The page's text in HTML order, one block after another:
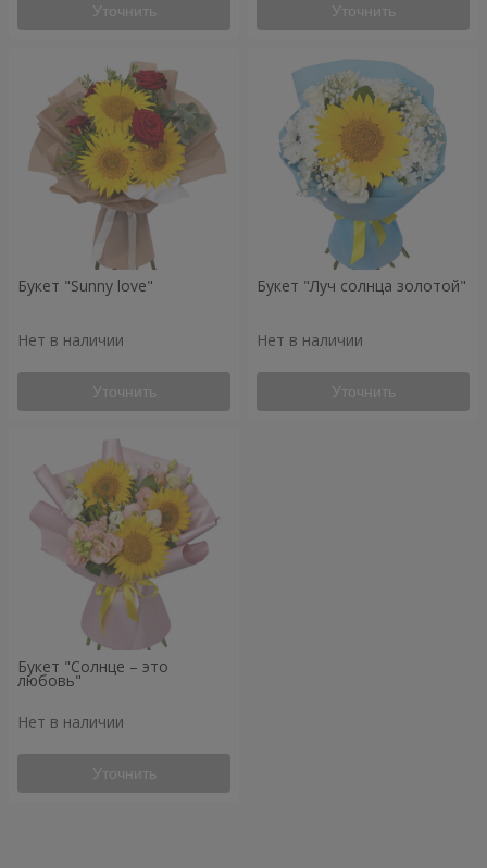
Уточнить Уточнить
Букет "Sunny love"
Нет в наличии
Уточнить
Букет "Луч солнца золотой"
Нет в наличии
Уточнить
Букет "Солнце – это
любовь"
Нет в наличии
Уточнить